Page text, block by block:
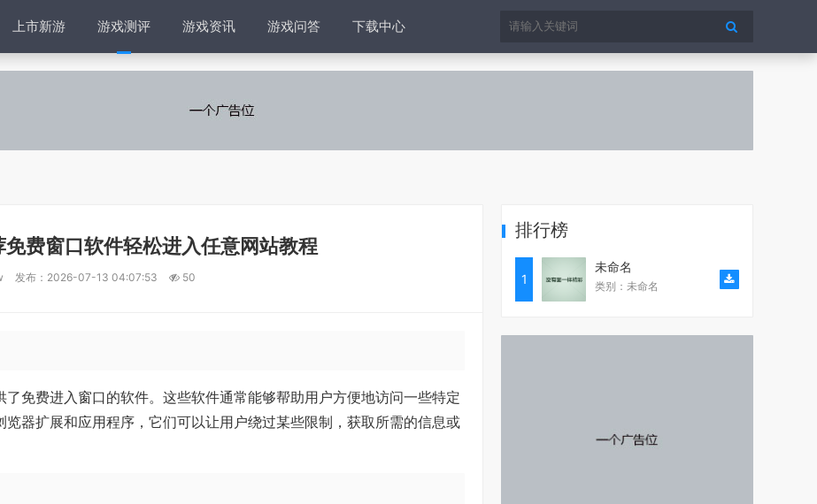
上市新游 游戏测评 游戏资讯 游戏问答 下载中心
费窗口软件轻松进入任意网站教程
发布：2026-07-13 04:07:53 50
免费进入窗口的软件。这些软件通常能够帮助用户方便地访问一些特定
器扩展和应用程序，它们可以让用户绕过某些限制，获取所需的信息或
排行榜
1
未命名
类别：未命名